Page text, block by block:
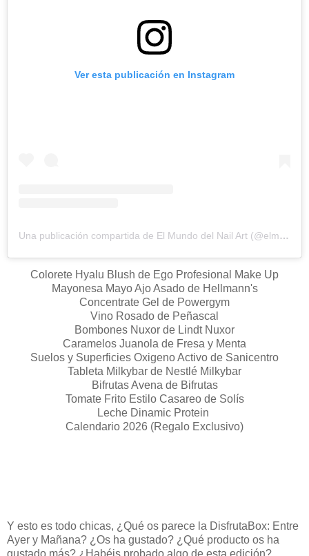
Ver esta publicación en Instagram
Una publicación compartida de El Mundo del Nail Art (@elmundodelnailart)
Colorete Hyalu Blush de Ego Profesional Make Up
Mayonesa Mayo Ajo Asado de Hellmann's
Concentrate Gel de Powergym
Vino Rosado de Peñascal
Bombones Nuxor de Lindt Nuxor
Caramelos Juanola de Fresa y Menta
Suelos y Superficies Oxigeno Activo de Sanicentro
Tableta Milkybar de Nestlé Milkybar
Bifrutas Avena de Bifrutas
Tomate Frito Estilo Casareo de Solís
Leche Dinamic Protein
Calendario 2026 (Regalo Exclusivo)
Y esto es todo chicas, ¿Qué os parece la DisfrutaBox: Entre
Ayer y Mañana? ¿Os ha gustado? ¿Qué producto os ha
gustado más? ¿Habéis probado algo de esta edición?